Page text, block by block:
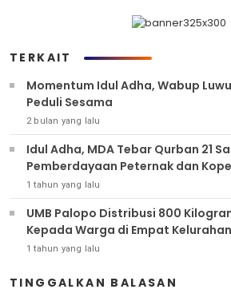
TERKAIT
Momentum Idul Adha, Wabup
Peduli Sesama
2 bulan yang lalu
Idul Adha, MDA Tebar Qurban 21
Pemberdayaan Peternak dan
1 tahun yang lalu
UMB Palopo Distribusi 800
Kepada Warga di Empat Kelurahan
1 tahun yang lalu
TINGGALKAN BALASAN